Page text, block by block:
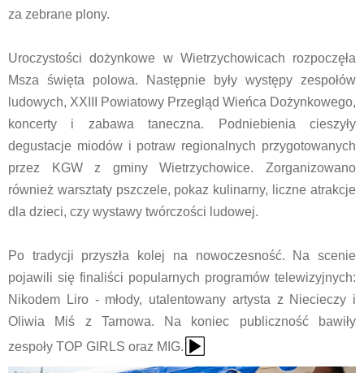
za zebrane plony.
Uroczystości dożynkowe w Wietrzychowicach rozpoczęła
Msza święta polowa. Następnie były występy zespołów
ludowych, XXIII Powiatowy Przegląd Wieńca Dożynkowego,
koncerty i zabawa taneczna. Podniebienia cieszyły
degustacje miodów i potraw regionalnych przygotowanych
przez KGW z gminy Wietrzychowice. Zorganizowano
również warsztaty pszczele, pokaz kulinarny, liczne atrakcje
dla dzieci, czy wystawy twórczości ludowej.
Po tradycji przyszła kolej na nowoczesność. Na scenie
pojawili się finaliści popularnych programów telewizyjnych:
Nikodem Liro - młody, utalentowany artysta z Niecieczy i
Oliwia Miś z Tarnowa. Na koniec publiczność bawiły
zespoły TOP GIRLS oraz MIG.
{Play}